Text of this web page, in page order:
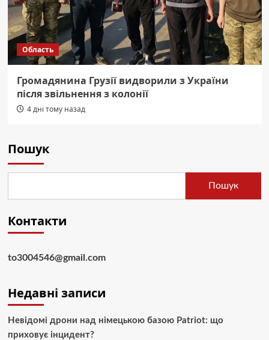
Область
Громадянина Грузії видворили з України
після звільнення з колонії
4 дні тому назад
Пошук
Пошук
Контакти
to3004546@gmail.com
Недавні записи
Невідомі дрони над німецькою базою Patriot: що
приховує інцидент?